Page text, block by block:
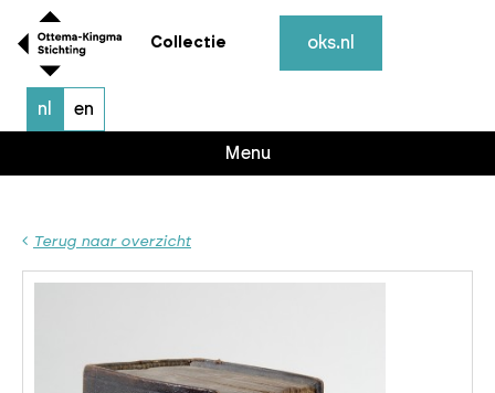
Collectie oks.nl
nl en
Menu
Terug naar overzicht